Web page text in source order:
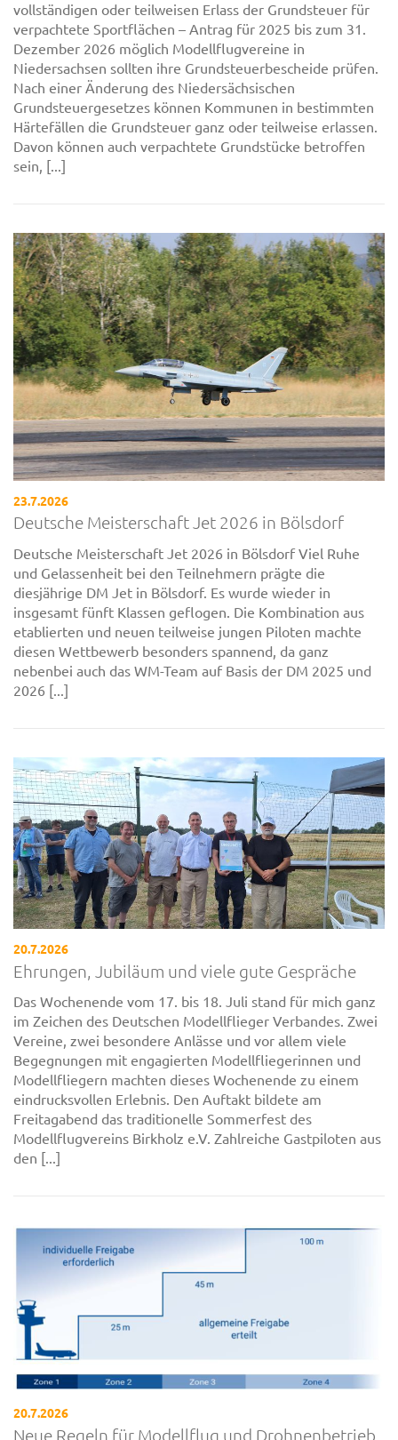
vollständigen oder teilweisen Erlass der Grundsteuer für
verpachtete Sportflächen – Antrag für 2025 bis zum 31.
Dezember 2026 möglich Modellflugvereine in
Niedersachsen sollten ihre Grundsteuerbescheide prüfen.
Nach einer Änderung des Niedersächsischen
Grundsteuergesetzes können Kommunen in bestimmten
Härtefällen die Grundsteuer ganz oder teilweise erlassen.
Davon können auch verpachtete Grundstücke betroffen
sein, [...]
23.7.2026
Deutsche Meisterschaft Jet 2026 in Bölsdorf
Deutsche Meisterschaft Jet 2026 in Bölsdorf Viel Ruhe
und Gelassenheit bei den Teilnehmern prägte die
diesjährige DM Jet in Bölsdorf. Es wurde wieder in
insgesamt fünft Klassen geflogen. Die Kombination aus
etablierten und neuen teilweise jungen Piloten machte
diesen Wettbewerb besonders spannend, da ganz
nebenbei auch das WM-Team auf Basis der DM 2025 und
2026 [...]
20.7.2026
Ehrungen, Jubiläum und viele gute Gespräche
Das Wochenende vom 17. bis 18. Juli stand für mich ganz
im Zeichen des Deutschen Modellflieger Verbandes. Zwei
Vereine, zwei besondere Anlässe und vor allem viele
Begegnungen mit engagierten Modellfliegerinnen und
Modellfliegern machten dieses Wochenende zu einem
eindrucksvollen Erlebnis. Den Auftakt bildete am
Freitagabend das traditionelle Sommerfest des
Modellflugvereins Birkholz e.V. Zahlreiche Gastpiloten aus
den [...]
20.7.2026
Neue Regeln für Modellflug und Drohnenbetrieb